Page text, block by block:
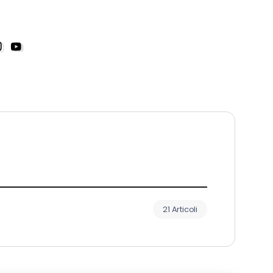
21 Articoli